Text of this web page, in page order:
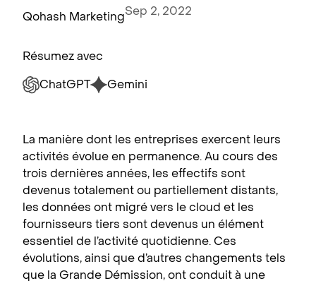
Qohash MarketingSep 2, 2022
Résumez avec
ChatGPT
Gemini
La manière dont les entreprises exercent leurs
activités évolue en permanence. Au cours des
trois dernières années, les effectifs sont
devenus totalement ou partiellement distants,
les données ont migré vers le cloud et les
fournisseurs tiers sont devenus un élément
essentiel de l’activité quotidienne. Ces
évolutions, ainsi que d’autres changements tels
que la Grande Démission, ont conduit à une